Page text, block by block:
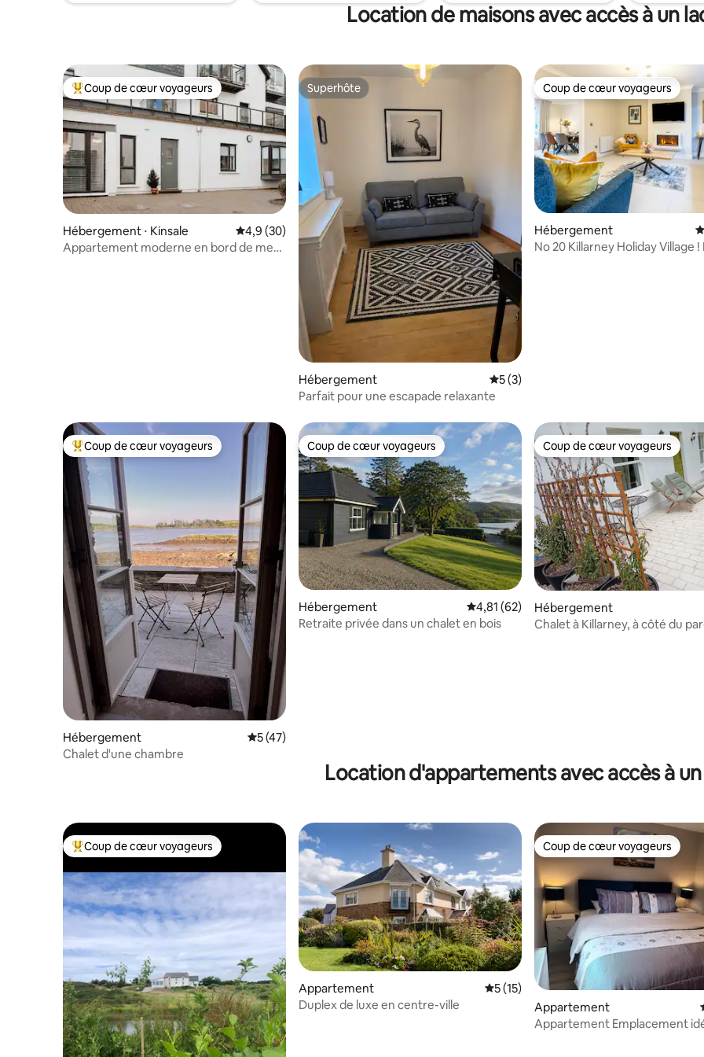
évasion du quotidien.
Location de maisons avec accès à un
Coups de cœur voyageurs les plus appréciés
Coup de cœur voyageurs
Hébergement ⋅ Kinsale Évaluation moyenne sur la base de 30 commentaires : 4,9 sur 5
4,9 (30)
Appartement moderne en bord de mer
Superhôte
Superhôte
Hébergement Évaluation moyenne sur la base de 3
5 (3)
Parfait pour une escapade relaxante
Coup de cœur voyageurs
Coup de cœur voyageurs
Hébergement
No 20 Killarney Holiday Village !
Coups de cœur voyageurs les plus appréciés
Coup de cœur voyageurs
Hébergement Évaluation moyenne sur la base de 47 commentaires : 5 sur 5
5 (47)
Chalet d'une chambre
Coup de cœur voyageurs
Coup de cœur voyageurs
Hébergement Évaluation moyenne sur la base de 62
4,81 (62)
Retraite privée dans un chalet en bois
Coup de cœur voyageurs
Coup de cœur voyageurs
Hébergement
Chalet à Killarney, à côté du
Location d'appartements avec accès à
Coups de cœur voyageurs les plus appréciés
Coup de cœur voyageurs
Appartement Évaluation moyenne sur la base de 15
5 (15)
Duplex de luxe en centre-ville
Coup de cœur voyageurs
Coup de cœur voyageurs
Appartement
Appartement Emplacement idéal à 1 km